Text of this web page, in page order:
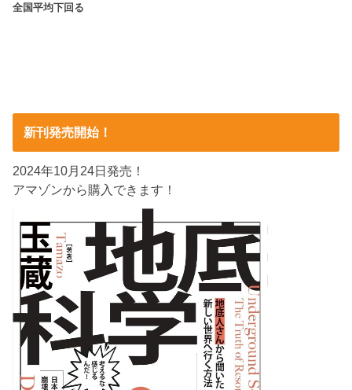
全国平均下回る
新刊発売開始！
2024年10月24日発売！
アマゾンから購入できます！